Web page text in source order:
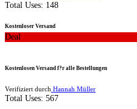
Total Uses: 148
Kostenloser Versand
Deal
Kostenlosen Versand f?r alle Bestellungen
Verifiziert durch Hannah Müller
Total Uses: 567